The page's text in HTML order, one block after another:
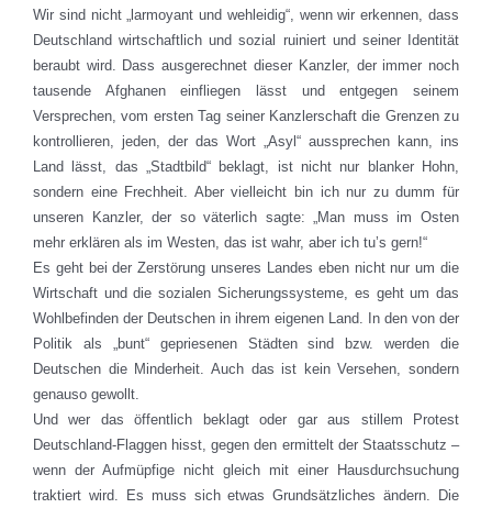
Wir sind nicht „larmoyant und wehleidig“, wenn wir erkennen, dass
Deutschland wirtschaftlich und sozial ruiniert und seiner Identität
beraubt wird. Dass ausgerechnet dieser Kanzler, der immer noch
tausende Afghanen einfliegen lässt und entgegen seinem
Versprechen, vom ersten Tag seiner Kanzlerschaft die Grenzen zu
kontrollieren, jeden, der das Wort „Asyl“ aussprechen kann, ins
Land lässt, das „Stadtbild“ beklagt, ist nicht nur blanker Hohn,
sondern eine Frechheit. Aber vielleicht bin ich nur zu dumm für
unseren Kanzler, der so väterlich sagte: „Man muss im Osten
mehr erklären als im Westen, das ist wahr, aber ich tu’s gern!“
Es geht bei der Zerstörung unseres Landes eben nicht nur um die
Wirtschaft und die sozialen Sicherungssysteme, es geht um das
Wohlbefinden der Deutschen in ihrem eigenen Land. In den von der
Politik als „bunt“ gepriesenen Städten sind bzw. werden die
Deutschen die Minderheit. Auch das ist kein Versehen, sondern
genauso gewollt.
Und wer das öffentlich beklagt oder gar aus stillem Protest
Deutschland-Flaggen hisst, gegen den ermittelt der Staatsschutz –
wenn der Aufmüpfige nicht gleich mit einer Hausdurchsuchung
traktiert wird. Es muss sich etwas Grundsätzliches ändern. Die